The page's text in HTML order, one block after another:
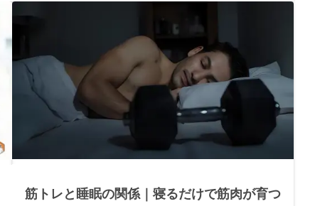
筋トレと睡眠の関係｜寝るだけで筋肉が育つ